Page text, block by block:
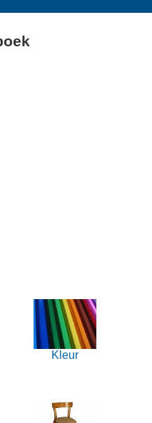
Kleur